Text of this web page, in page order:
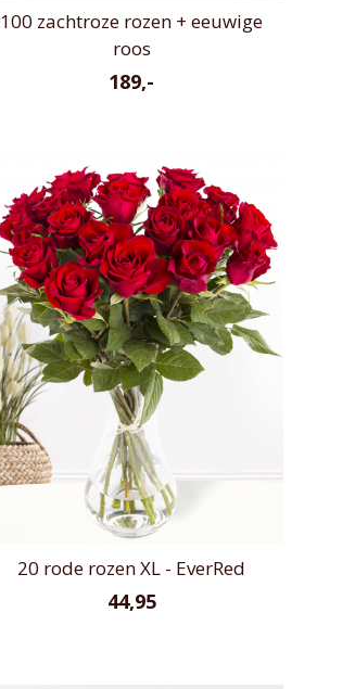
100 zachtroze rozen + eeuwige
roos
189,-
20 rode rozen XL - EverRed
44,95